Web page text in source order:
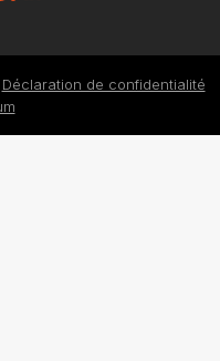
Déclaration de confidentialité